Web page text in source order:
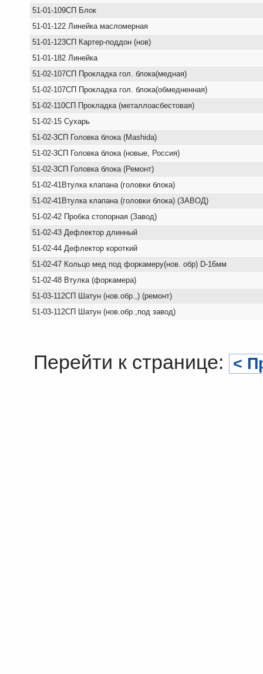
51-01-109СП Блок
51-01-122 Линейка масломерная
51-01-123СП Картер-поддон (нов)
51-01-182 Линейка
51-02-107СП Прокладка гол. блока(медная)
51-02-107СП Прокладка гол. блока(обмедненная)
51-02-110СП Прокладка (металлоасбестовая)
51-02-15 Сухарь
51-02-3СП Головка блока (Mashida)
51-02-3СП Головка блока (новые, Россия)
51-02-3СП Головка блока (Ремонт)
51-02-41Втулка клапана (головки блока)
51-02-41Втулка клапана (головки блока) (ЗАВОД)
51-02-42 Пробка стопорная (Завод)
51-02-43 Дефлектор длинный
51-02-44 Дефлектор короткий
51-02-47 Кольцо мед под форкамеру(нов. обр) D-16мм
51-02-48 Втулка (форкамера)
51-03-112СП Шатун (нов.обр.,) (ремонт)
51-03-112СП Шатун (нов.обр.,под завод)
Перейти к странице: <